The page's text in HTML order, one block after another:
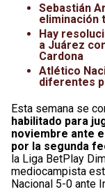
Sebastián
eliminación
Hay
a Juárez
Cardona
Atlético
diferentes
Esta semana se
habilitado para
noviembre ante
por la segunda
la Liga BetPlay
mediocampista
Nacional 5-0 ante